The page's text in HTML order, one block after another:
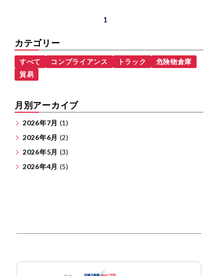
1
カテゴリー
すべて コンプライアンス トラック
危険物倉庫
貿易
月別アーカイブ
2026年7月 (1)
2026年6月 (2)
2026年5月 (3)
2026年4月 (5)